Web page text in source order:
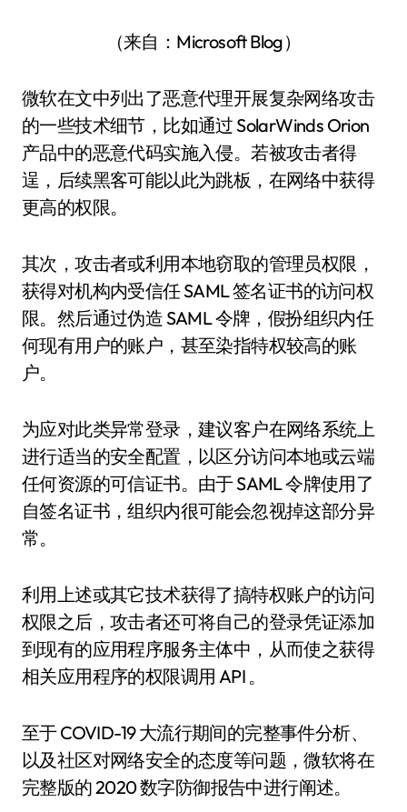
（来自：Microsoft Blog）
微软在文中列出了恶意代理开展复杂网络攻击
的一些技术细节，比如通过 SolarWinds Orion
产品中的恶意代码实施入侵。若被攻击者得
逞，后续黑客可能以此为跳板，在网络中获得
更高的权限。
其次，攻击者或利用本地窃取的管理员权限，
获得对机构内受信任 SAML 签名证书的访问权
限。然后通过伪造 SAML 令牌，假扮组织内任
何现有用户的账户，甚至染指特权较高的账
户。
为应对此类异常登录，建议客户在网络系统上
进行适当的安全配置，以区分访问本地或云端
任何资源的可信证书。由于 SAML 令牌使用了
自签名证书，组织内很可能会忽视掉这部分异
常。
利用上述或其它技术获得了搞特权账户的访问
权限之后，攻击者还可将自己的登录凭证添加
到现有的应用程序服务主体中，从而使之获得
相关应用程序的权限调用 API 。
至于 COVID-19 大流行期间的完整事件分析、
以及社区对网络安全的态度等问题，微软将在
完整版的 2020 数字防御报告中进行阐述。